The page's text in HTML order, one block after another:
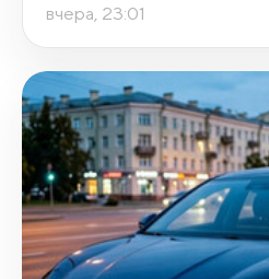
вчера, 23:01